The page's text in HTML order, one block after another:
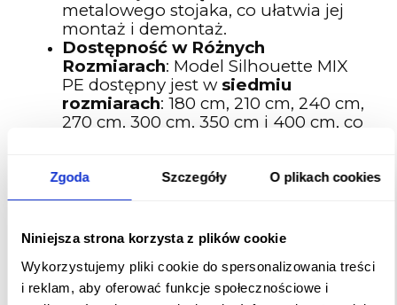
Zgoda Szczegóły O plikach cookies
Niniejsza strona korzysta z plików cookie
Wykorzystujemy pliki cookie do spersonalizowania treści
i reklam, aby oferować funkcje społecznościowe i
metalowego stojaka, co ułatwia jej
montaż i demontaż.
Dostępność w Różnych
Rozmiarach: Model Silhouette MIX
PE dostępny jest w siedmiu
rozmiarach: 180 cm, 210 cm, 240 cm,
270 cm, 300 cm, 350 cm i 400 cm, co
QUICK DISTRIBUTE SYSTEM:
Innowacyjny system składania
rozłożenie i złożenie każdej części
choinki jednym ruchem, co znacząco
ułatwia jej użytkowanie.
Certyfikat MPA NRW: Produkt